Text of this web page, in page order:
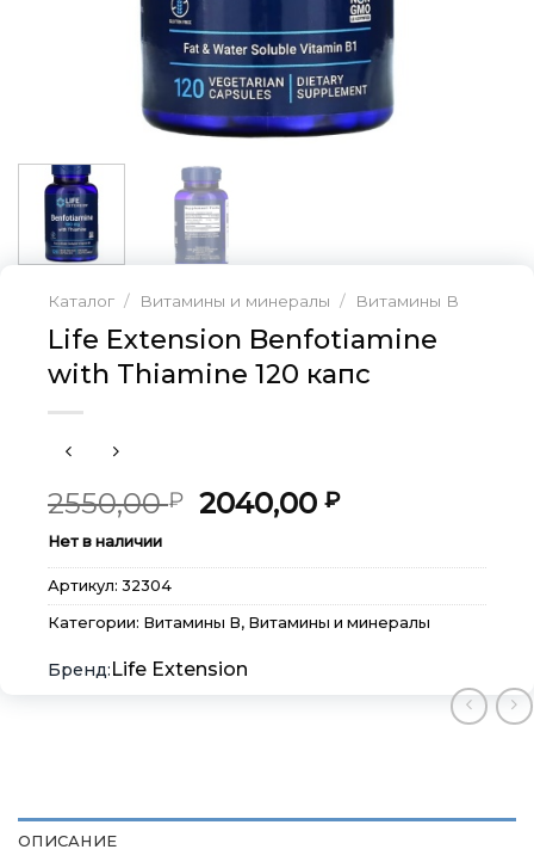
Каталог / Витамины и минералы / Витамины В
Life Extension Benfotiamine
with Thiamine 120 капс
2550,00₽ Первоначальная
составляла
2040,00₽Текущая
2040,00 ₽.
Нет в наличии
Артикул: 32304
Категории: Витамины В, Витамины и минералы
Life Extension
ОПИСАНИЕ
Меню
Каталог
Магазины
Меню
Каталог
Магазины
Меню
Каталог
Магазины